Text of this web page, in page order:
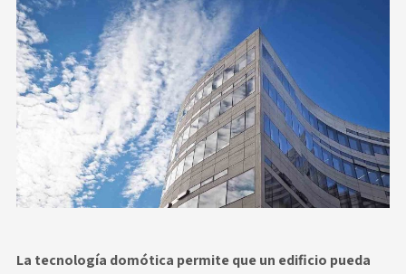
Trabaja con nosotros
Novedades
Faq
Contacto
Área de clientes
La tecnología domótica permite que un edificio pueda